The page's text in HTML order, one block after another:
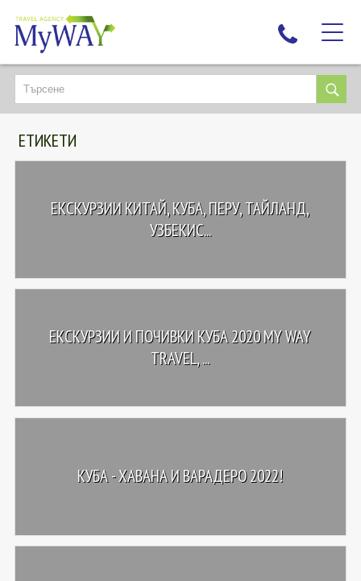
НАЙ-ТЪРСЕНИ
ДЕСТИНАЦИИ
ЕКЗОТИЧНИ ПОЧИВКИ
ЛЮБОПИТНО
КОНТАКТИ
ЕТИКЕТИ
ЕКСКУРЗИИ КИТАЙ, КУБА, ПЕРУ, ТАЙЛАНД,
УЗБЕКИС...
ЕКСКУРЗИИ И ПОЧИВКИ КУБА 2020 MY WAY
TRAVEL, ...
КУБА - ХАВАНА И ВАРАДЕРО 2022!